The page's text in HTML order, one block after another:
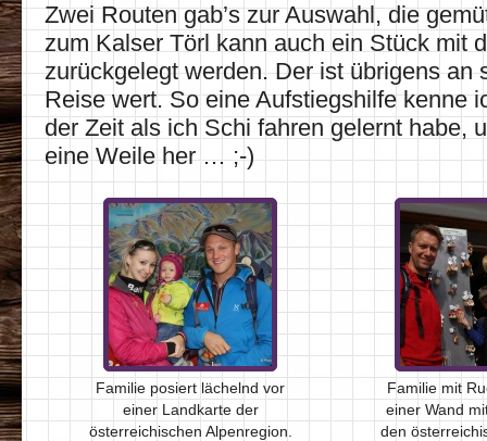
Zwei Routen gab’s zur Auswahl, die
zum Kalser Törl kann auch ein Stück mit
zurückgelegt werden. Der ist übrigens an
Reise wert. So eine Aufstiegshilfe kenne
der Zeit als ich Schi fahren gelernt habe,
eine Weile her … ;-)
Familie posiert lächelnd vor
einer Landkarte der
österreichischen Alpenregion.
Familie mit
einer Wand
den